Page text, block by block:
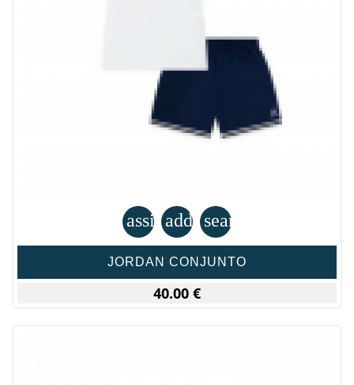
assignment
add_shopping_cart
search
JORDAN CONJUNTO
40.00 €